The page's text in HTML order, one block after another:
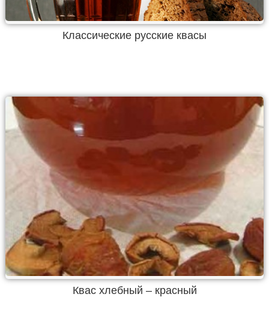
Классические русские квасы
Квас хлебный – красный